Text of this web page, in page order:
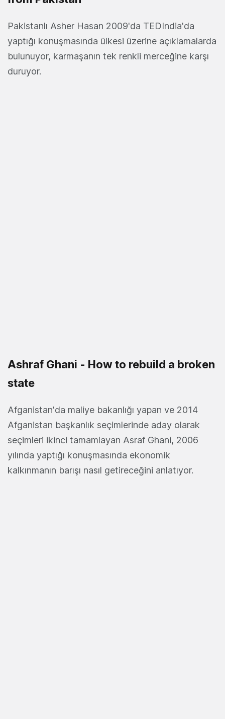
Pakistanlı Asher Hasan 2009'da TEDIndia'da
yaptığı konuşmasında ülkesi üzerine açıklamalarda
bulunuyor, karmaşanın tek renkli merceğine karşı
duruyor.
Ashraf Ghani - How to rebuild a broken
state
Afganistan'da maliye bakanlığı yapan ve 2014
Afganistan başkanlık seçimlerinde aday olarak
seçimleri ikinci tamamlayan Asraf Ghani, 2006
yılında yaptığı konuşmasında ekonomik
kalkınmanın barışı nasıl getireceğini anlatıyor.